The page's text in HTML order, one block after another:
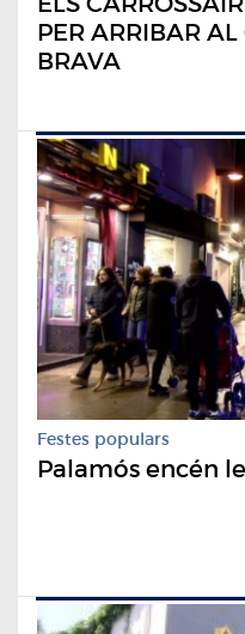
PER ARRIBAR AL
BRAVA
Festes populars
Palamós encén